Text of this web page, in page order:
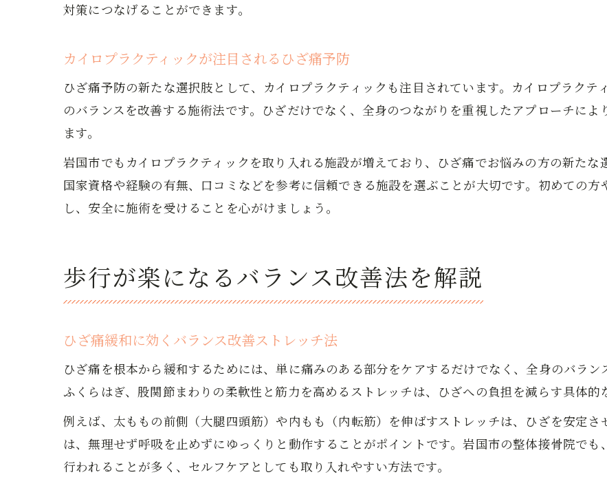
対策につなげることができます。
カイロプラクティックが注目されるひざ痛予防
ひざ痛予防の新たな選択肢として、カイロプラクティックも注目されています。カイロプラク
のバランスを改善する施術法です。ひざだけでなく、全身のつながりを重視したアプローチに
ます。
岩国市でもカイロプラクティックを取り入れる施設が増えており、ひざ痛でお悩みの方の新たな
国家資格や経験の有無、口コミなどを参考に信頼できる施設を選ぶことが大切です。初めての
し、安全に施術を受けることを心がけましょう。
歩行が楽になるバランス改善法を解説
ひざ痛緩和に効くバランス改善ストレッチ法
ひざ痛を根本から緩和するためには、単に痛みのある部分をケアするだけでなく、全身のバラ
ふくらはぎ、股関節まわりの柔軟性と筋力を高めるストレッチは、ひざへの負担を減らす具体的
例えば、太ももの前側（大腿四頭筋）や内もも（内転筋）を伸ばすストレッチは、ひざを安定
は、無理せず呼吸を止めずにゆっくりと動作することがポイントです。岩国市の整体接骨院で
行われることが多く、セルフケアとしても取り入れやすい方法です。